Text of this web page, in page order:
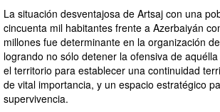
La situación desventajosa de Artsaj con una
cincuenta mil habitantes frente a Azerbaiyán
millones fue determinante en la organización
logrando no sólo detener la ofensiva de
el territorio para establecer una continuidad
de vital importancia, y un espacio estratégico
supervivencia.